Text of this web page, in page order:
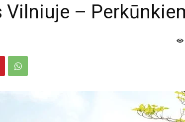
Vilniuje –